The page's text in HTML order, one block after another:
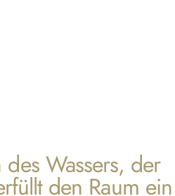
des Wassers, der
rfüllt den Raum ein